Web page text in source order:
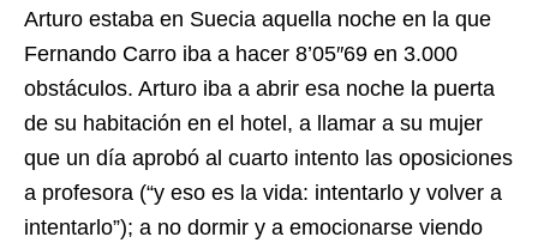
Arturo estaba en Suecia aquella noche en la que
Fernando Carro iba a hacer 8’05″69 en 3.000
obstáculos. Arturo iba a abrir esa noche la puerta
de su habitación en el hotel, a llamar a su mujer
que un día aprobó al cuarto intento las oposiciones
a profesora (“y eso es la vida: intentarlo y volver a
intentarlo”); a no dormir y a emocionarse viendo